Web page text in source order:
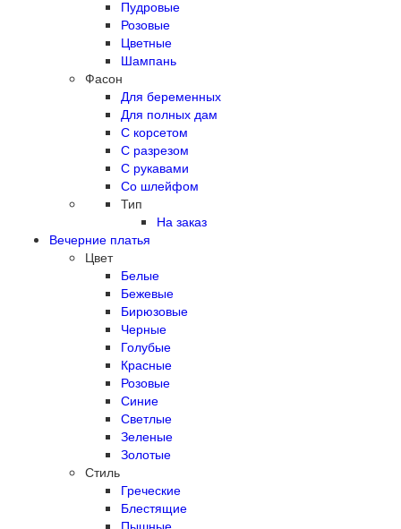
Пудровые
Розовые
Цветные
Шампань
Фасон
Для беременных
Для полных дам
С корсетом
С разрезом
С рукавами
Со шлейфом
Тип
На заказ
Вечерние платья
Цвет
Белые
Бежевые
Бирюзовые
Черные
Голубые
Красные
Розовые
Синие
Светлые
Зеленые
Золотые
Стиль
Греческие
Блестящие